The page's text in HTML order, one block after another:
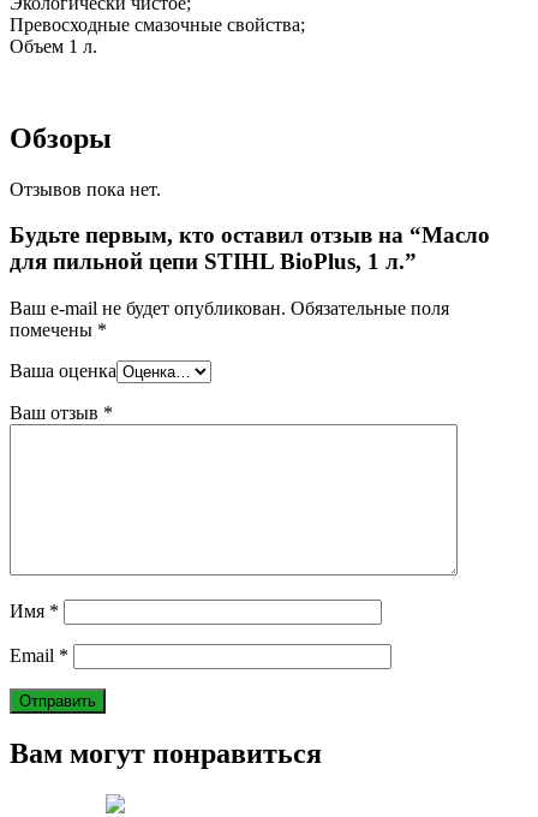
Превосходные смазочные свойства;
Объем 1 л.
Обзоры
Отзывов пока нет.
Будьте первым, кто оставил отзыв на “Масло
для пильной цепи STIHL BioPlus, 1 л.”
Ваш e-mail не будет опубликован. Обязательные поля
помечены *
Ваша оценка
Ваш отзыв *
Имя *
Email *
Вам могут понравиться